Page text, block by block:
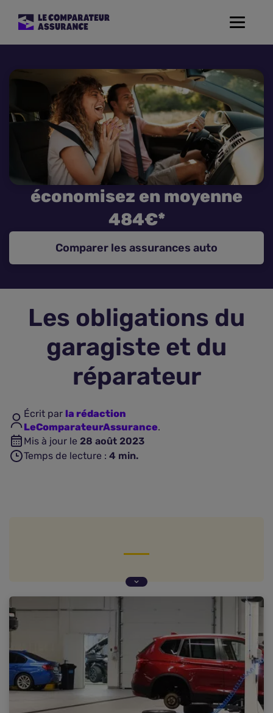
Toggle
Mutuelle Santé
Assurance Moto
Assurance Habitation
Assurance de prêt
Prévoyance
Assurance Animaux
économisez en moyenne
484€*
Comparer les assurances auto
Les obligations du
garagiste et du
réparateur
Écrit par la rédaction
LeComparateurAssurance.
Mis à jour le 28 août 2023
Temps de lecture : 4 min.